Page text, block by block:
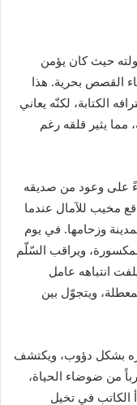
حيث كان يؤمن
القصص بحرية. هذا
الكتابة، لكنّه يعاني
مما يثير قلقه رغم
على وعود من صديقه
مخيب للآمال عندما
وزحامها. في يوم
ويراقب السّلّم
انتباهه عامل
ويتجوّل بين
بشكل دؤوب، ويكتشف
من ضوضاء الحياة،
الكاتب في تخيل